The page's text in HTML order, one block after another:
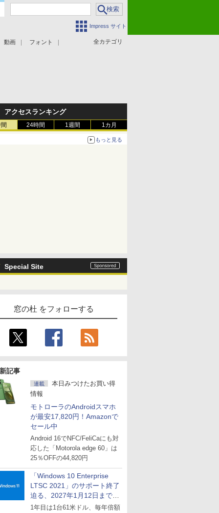
Impress サイト
全カテゴリ
動画 フォント
アクセスランキング
24時間 1週間 1カ月
もっと見る
Special Site
窓の杜 をフォローする
記事
連載
本日みつけたお買い得
情報
モトローラのAndroidスマホ
が最安17,820円！Amazonで
セール中
Android 16でNFC/FeliCaにも対
応した「Motorola edge 60」は
25％OFFの44,820円
「Windows 10 Enterprise
LTSC 2021」のサポート終了
迫る、2027年1月12日まで
～ESUは9月1日から販売
1年目は1台61米ドル、毎年倍額